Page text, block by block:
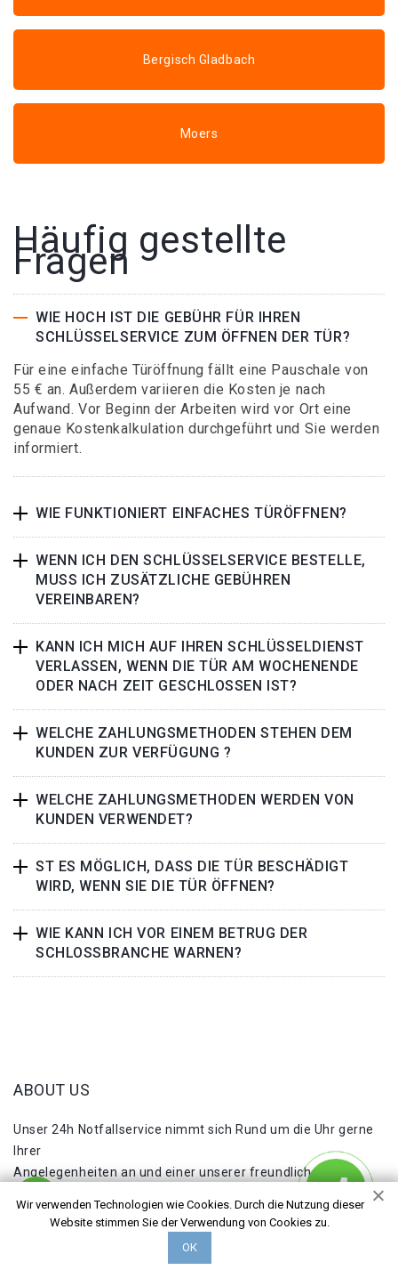
Bergisch Gladbach
Moers
Häufig gestellte
Fragen
WIE HOCH IST DIE GEBÜHR FÜR IHREN
SCHLÜSSELSERVICE ZUM ÖFFNEN DER TÜR?
Für eine einfache Türöffnung fällt eine Pauschale von
55 € an. Außerdem variieren die Kosten je nach
Aufwand. Vor Beginn der Arbeiten wird vor Ort eine
genaue Kostenkalkulation durchgeführt und Sie werden
informiert.
WIE FUNKTIONIERT EINFACHES TÜRÖFFNEN?
WENN ICH DEN SCHLÜSSELSERVICE BESTELLE,
MUSS ICH ZUSÄTZLICHE GEBÜHREN
VEREINBAREN?
KANN ICH MICH AUF IHREN SCHLÜSSELDIENST
VERLASSEN, WENN DIE TÜR AM WOCHENENDE
ODER NACH ZEIT GESCHLOSSEN IST?
WELCHE ZAHLUNGSMETHODEN STEHEN DEM
KUNDEN ZUR VERFÜGUNG ?
WELCHE ZAHLUNGSMETHODEN WERDEN VON
KUNDEN VERWENDET?
ST ES MÖGLICH, DASS DIE TÜR BESCHÄDIGT
WIRD, WENN SIE DIE TÜR ÖFFNEN?
WIE KANN ICH VOR EINEM BETRUG DER
SCHLOSSBRANCHE WARNEN?
Wir verwenden Technologien wie Cookies. Durch die Nutzung dieser
Website stimmen Sie der Verwendung von Cookies zu.
ОК
ABOUT US
Unser 24h Notfallservice nimmt sich Rund um die Uhr gerne
Ihrer
Angelegenheiten an und einer unserer freundlichen und